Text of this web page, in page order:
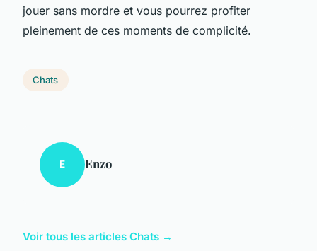
jouer sans mordre et vous pourrez profiter
pleinement de ces moments de complicité.
Chats
E Enzo
Voir tous les articles Chats →